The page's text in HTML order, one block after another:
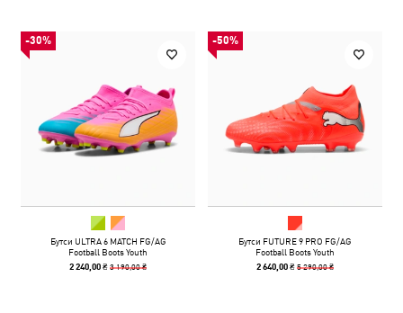
-30%
Бутси ULTRA 6 MATCH FG/AG
Football Boots Youth
2 240,00 ₴3 190,00 ₴
-50%
Бутси FUTURE 9 PRO FG/AG
Football Boots Youth
2 640,00 ₴5 290,00 ₴